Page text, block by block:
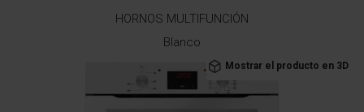
HORNOS MULTIFUNCIÓN
Blanco
Mostrar el producto en 3D